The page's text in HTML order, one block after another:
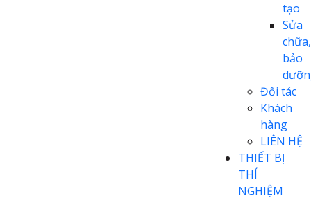
tạo
Sửa
chữa,
bảo
Đối tác
Khách
hàng
LIÊN HỆ
THIẾT BỊ
THÍ
NGHIỆM